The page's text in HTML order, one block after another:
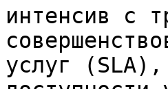
интенсив с
услуг (SLA),